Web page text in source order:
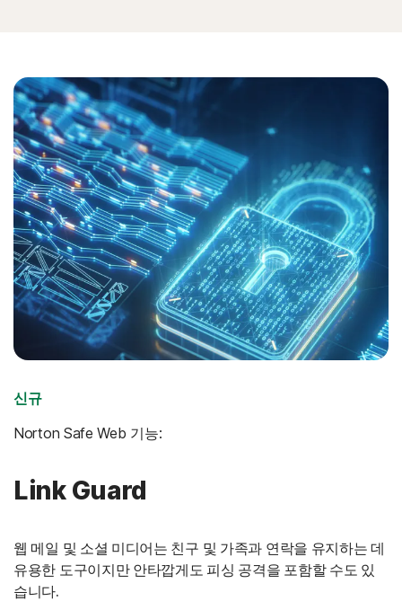
신규
Norton Safe Web 기능:
Link Guard
웹 메일 및 소셜 미디어는 친구 및 가족과 연락을 유지하는 데
유용한 도구이지만 안타깝게도 피싱 공격을 포함할 수도 있
습니다.